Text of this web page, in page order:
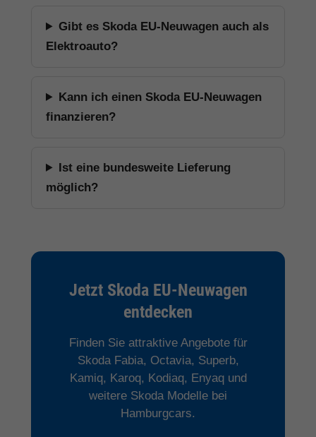
Gibt es Skoda EU-Neuwagen auch als
Elektroauto?
Kann ich einen Skoda EU-Neuwagen
finanzieren?
Ist eine bundesweite Lieferung
möglich?
Jetzt Skoda EU-Neuwagen
entdecken
Finden Sie attraktive Angebote für
Skoda Fabia, Octavia, Superb,
Kamiq, Karoq, Kodiaq, Enyaq und
weitere Skoda Modelle bei
Hamburgcars.